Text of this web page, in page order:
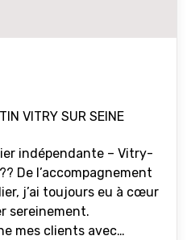
VITRY SUR SEINE
indépendante – Vitry-
j’ai toujours eu à cœur
sereinement.
mes clients avec